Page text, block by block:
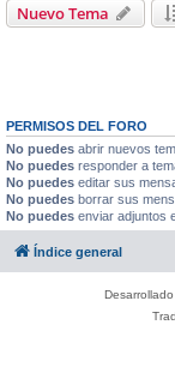
Nuevo Tema
PERMISOS DEL FORO
No puedes abrir nuevos
No puedes responder a
No puedes editar sus
No puedes borrar sus
No puedes enviar adjuntos
Índice general